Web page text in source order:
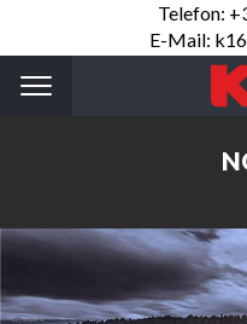
Telefon:
E-Mail: